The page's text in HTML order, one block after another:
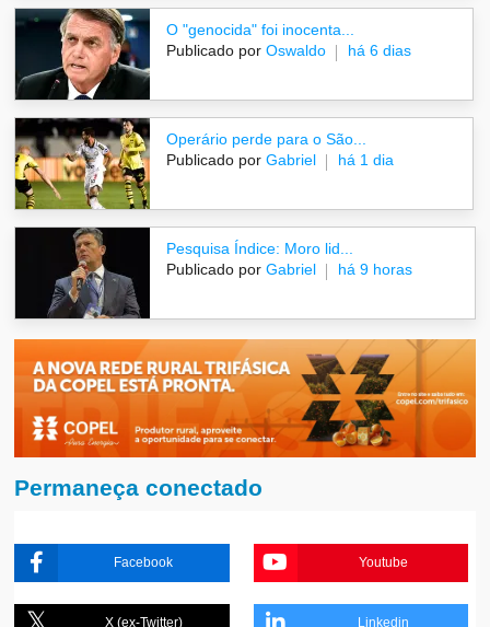
O "genocida" foi inocenta...
Publicado por Oswaldo há 6 dias
Operário perde para o São...
Publicado por Gabriel há 1 dia
Pesquisa Índice: Moro lid...
Publicado por Gabriel há 9 horas
Permaneça conectado
Facebook Youtube
X (ex-Twitter) Linkedin